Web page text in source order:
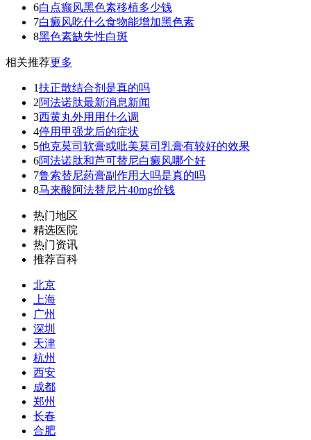
6白点癫风黑色素移植多少钱
7白癜风吃什么食物能增加黑色素
8黑色素缺失性白斑
相关推荐更多
1扶正散结合剂是真的吗
2阿法诺肽最新消息新闻
3西黄丸外用用什么调
4停用甲强龙后的症状
5他克莫司软膏或吡美莫司乳膏有较好的效果
6阿法诺肽和芦可替尼白癜风哪个好
7鲁索替尼药膏副作用大吗是真的吗
8马来酸阿法替尼片40mg价钱
热门地区
精选医院
热门资讯
推荐百科
北京
上海
广州
深圳
天津
杭州
西安
成都
郑州
长春
合肥